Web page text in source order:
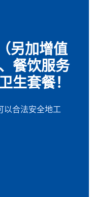
另加增值
餐饮服务
生套餐！
以合法安全地工